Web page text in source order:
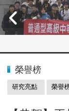
榮譽榜
研究亮點 榮譽